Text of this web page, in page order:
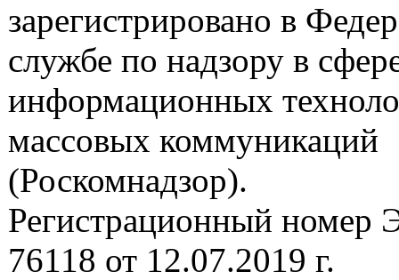
зарегистрировано в
службе по надзору в
информационных
массовых коммуникаций
(Роскомнадзор).
Регистрационный
76118 от 12.07.2019 г.